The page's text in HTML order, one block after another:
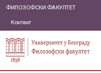
ФИЛОЗОФСКИ ФАКУЛТЕТ
Контакт